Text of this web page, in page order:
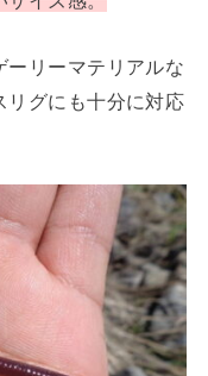
ーリーマテリアルな
リグにも十分に対応